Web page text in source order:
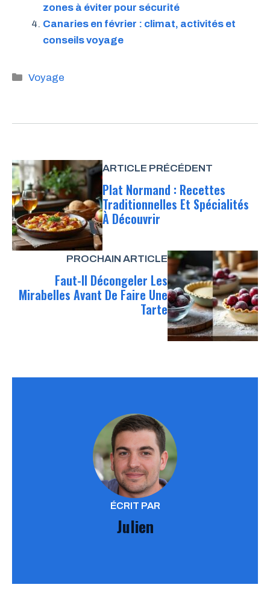
zones à éviter pour sécurité
Canaries en février : climat, activités et
conseils voyage
Catégories
Voyage
ARTICLE PRÉCÉDENT
Plat Normand : Recettes
Traditionnelles Et Spécialités
À Découvrir
PROCHAIN ARTICLE
Faut-Il Décongeler Les
Mirabelles Avant De Faire Une
Tarte
ÉCRIT PAR
Julien